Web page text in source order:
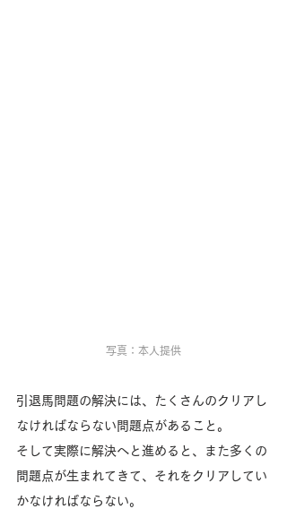
写真：本人提供
引退馬問題の解決には、たくさんのクリアし
なければならない問題点があること。
そして実際に解決へと進めると、また多くの
問題点が生まれてきて、それをクリアしてい
かなければならない。